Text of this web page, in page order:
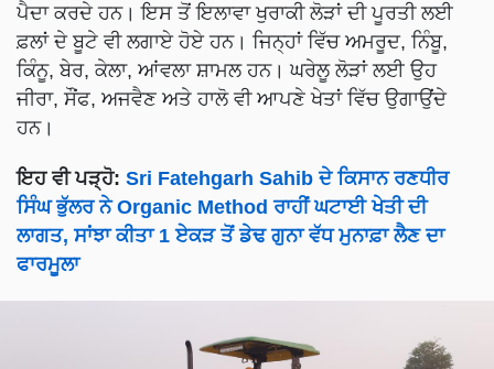
ਪੈਦਾ ਕਰਦੇ ਹਨ। ਇਸ ਤੋਂ ਇਲਾਵਾ ਖੁਰਾਕੀ ਲੋੜਾਂ ਦੀ ਪੂਰਤੀ ਲਈ
ਫ਼ਲਾਂ ਦੇ ਬੂਟੇ ਵੀ ਲਗਾਏ ਹੋਏ ਹਨ। ਜਿਨ੍ਹਾਂ ਵਿੱਚ ਅਮਰੂਦ, ਨਿੰਬੂ,
ਕਿੰਨੂ, ਬੇਰ, ਕੇਲਾ, ਆਂਵਲਾ ਸ਼ਾਮਲ ਹਨ। ਘਰੇਲੂ ਲੋੜਾਂ ਲਈ ਉਹ
ਜੀਰਾ, ਸੌਂਫ, ਅਜਵੈਣ ਅਤੇ ਹਾਲੋ ਵੀ ਆਪਣੇ ਖੇਤਾਂ ਵਿੱਚ ਉਗਾਉਂਦੇ
ਹਨ।
ਇਹ ਵੀ ਪੜ੍ਹੋ: Sri Fatehgarh Sahib ਦੇ ਕਿਸਾਨ ਰਣਧੀਰ
ਸਿੰਘ ਭੁੱਲਰ ਨੇ Organic Method ਰਾਹੀਂ ਘਟਾਈ ਖੇਤੀ ਦੀ
ਲਾਗਤ, ਸਾਂਝਾ ਕੀਤਾ 1 ਏਕੜ ਤੋਂ ਡੇਢ ਗੁਨਾ ਵੱਧ ਮੁਨਾਫ਼ਾ ਲੈਣ ਦਾ
ਫਾਰਮੂਲਾ